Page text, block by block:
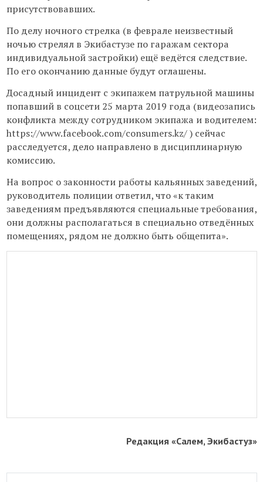
присутствовавших.
По делу ночного стрелка (в феврале неизвестный
ночью стрелял в Экибастузе по гаражам сектора
индивидуальной застройки) ещё ведётся следствие.
По его окончанию данные будут оглашены.
Досадный инцидент с экипажем патрульной машины
попавший в соцсети 25 марта 2019 года (видеозапись
конфликта между сотрудником экипажа и водителем:
https://www.facebook.com/consumers.kz/ ) сейчас
расследуется, дело направлено в дисциплинарную
комиссию.
На вопрос о законности работы кальянных заведений,
руководитель полиции ответил, что «к таким
заведениям предъявляются специальные требования,
они должны располагаться в специально отведённых
помещениях, рядом не должно быть общепита».
Редакция «Салем, Экибастуз»